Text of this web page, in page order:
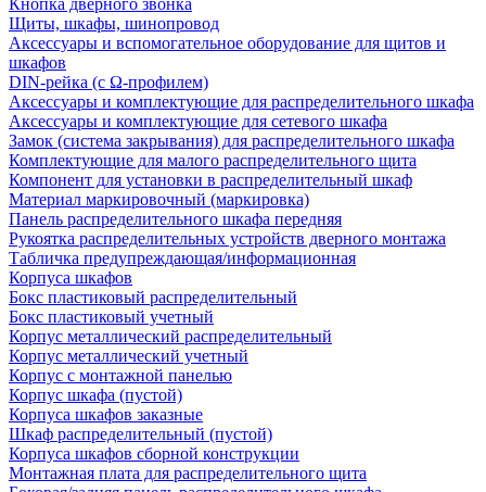
Кнопка дверного звонка
Щиты, шкафы, шинопровод
Аксессуары и вспомогательное оборудование для щитов и
шкафов
DIN-рейка (с Ω-профилем)
Аксессуары и комплектующие для распределительного шкафа
Аксессуары и комплектующие для сетевого шкафа
Замок (система закрывания) для распределительного шкафа
Комплектующие для малого распределительного щита
Компонент для установки в распределительный шкаф
Материал маркировочный (маркировка)
Панель распределительного шкафа передняя
Рукоятка распределительных устройств дверного монтажа
Табличка предупреждающая/информационная
Корпуса шкафов
Бокс пластиковый распределительный
Бокс пластиковый учетный
Корпус металлический распределительный
Корпус металлический учетный
Корпус с монтажной панелью
Корпус шкафа (пустой)
Корпуса шкафов заказные
Шкаф распределительный (пустой)
Корпуса шкафов сборной конструкции
Монтажная плата для распределительного щита